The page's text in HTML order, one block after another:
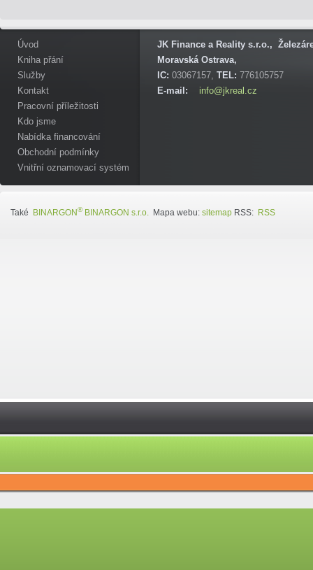
Úvod
Kniha přání
Služby
Kontakt
Pracovní příležitosti
Kdo jsme
Nabídka financování
Obchodní podmínky
Vnitřní oznamovací systém
JK Finance a Reality s.r.o.,
Moravská Ostrava,
IC: 03067157, TEL: 776105757
E-mail:
info@jkreal.cz
Také BINARGON®BINARGON s.r.o. Mapa webu: sitemap RSS: RSS